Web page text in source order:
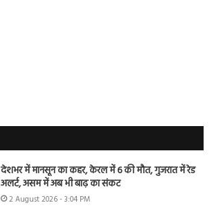
देशभर में मानसून का कहर, केरल में 6 की मौत, गुजरात में रेड
अलर्ट, असम में अब भी बाढ़ का संकट
2 August 2026 - 3:04 PM